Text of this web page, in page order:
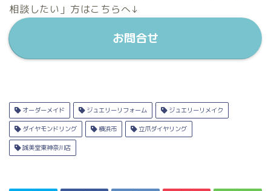
相談したい」方はこちらへ↓
お問合せ
オーダーメイド ジュエリーリフォーム ジュエリーリメイク
ダイヤモンドリング 横浜市 立爪ダイヤリング
誠美堂東神奈川店